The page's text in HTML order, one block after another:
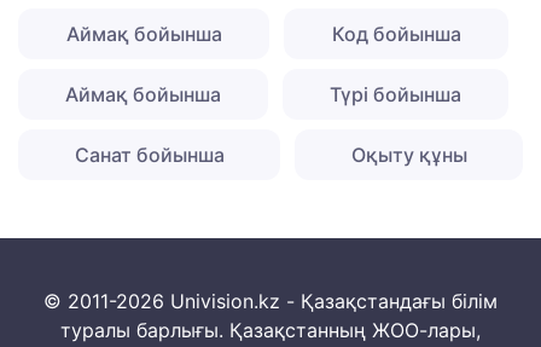
Аймақ бойынша Код бойынша
Аймақ бойынша Түрі бойынша
Санат бойынша Оқыту құны
© 2011-2026 Univision.kz - Қазақстандағы білім
туралы барлығы. Қазақстанның ЖОО-лары,